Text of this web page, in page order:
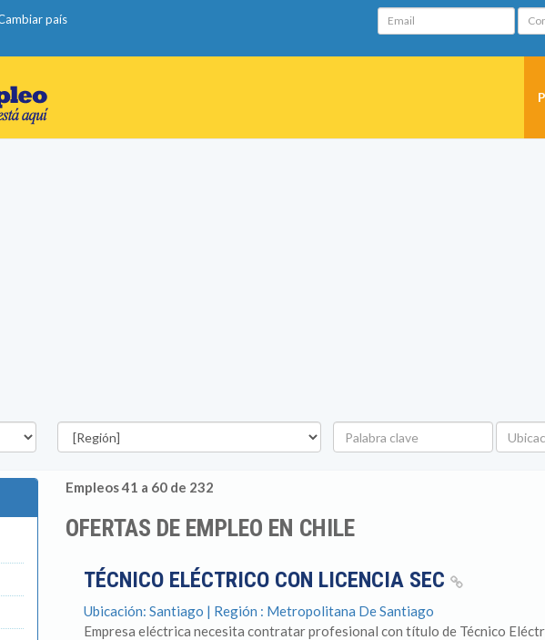
país Email
Región
Palabra
clave
Empleos 41 a 60 de 232
OFERTAS DE EMPLEO EN CHILE
TÉCNICO ELÉCTRICO CON LICENCIA SEC
Ubicación: Santiago | Región : Metropolitana De Santiago
Empresa eléctrica necesita contratar profesional con título de Técnico